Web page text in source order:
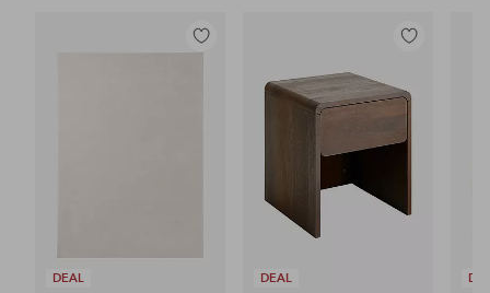
DEAL
Legg
DEAL
Legg
favoritter